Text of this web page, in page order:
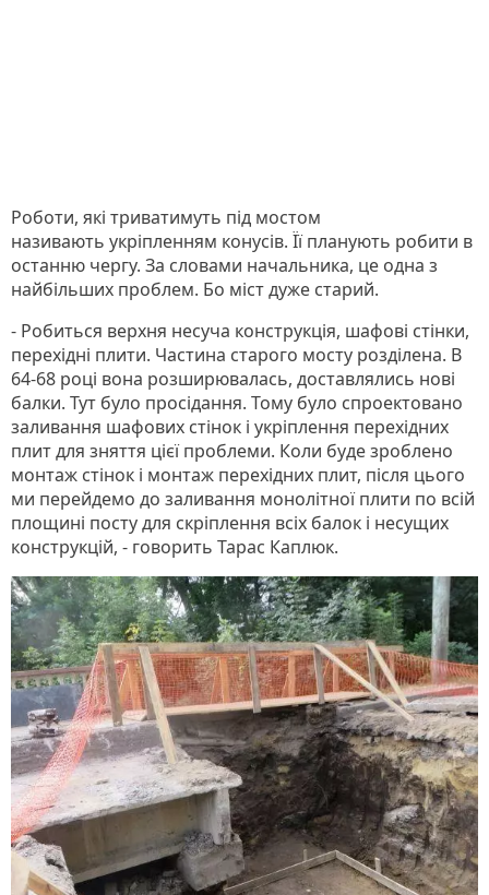
Роботи, які триватимуть під мостом
називають укріпленням конусів. Її планують робити в
останню чергу. За словами начальника, це одна з
найбільших проблем. Бо міст дуже старий.
- Робиться верхня несуча конструкція, шафові стінки,
перехідні плити. Частина старого мосту розділена. В
64-68 році вона розширювалась, доставлялись нові
балки. Тут було просідання. Тому було спроектовано
заливання шафових стінок і укріплення перехідних
плит для зняття цієї проблеми. Коли буде зроблено
монтаж стінок і монтаж перехідних плит, після цього
ми перейдемо до заливання монолітної плити по всій
площині посту для скріплення всіх балок і несущих
конструкцій, - говорить Тарас Каплюк.